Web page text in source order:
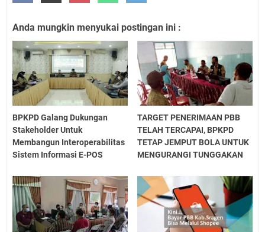
Anda mungkin menyukai postingan ini :
BPKPD Galang Dukungan
Stakeholder Untuk
Membangun Interoperabilitas
Sistem Informasi E-POS
TARGET PENERIMAAN PBB
TELAH TERCAPAI, BPKPD
TETAP JEMPUT BOLA UNTUK
MENGURANGI TUNGGAKAN